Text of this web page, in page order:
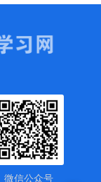
微信公众号